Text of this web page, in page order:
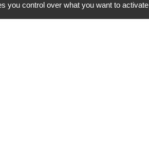
Liens
you control over what you want to activate